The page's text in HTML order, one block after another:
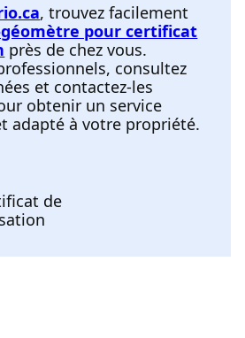
, trouvez facilement
pour certificat
près de chez vous.
consultez
et contactez-les
obtenir un service
adapté à votre propriété.